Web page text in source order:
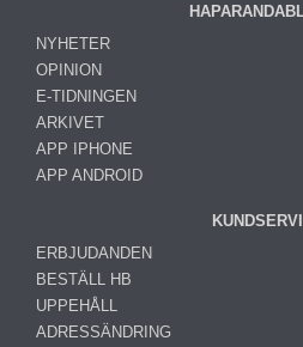
NYHETER
OPINION
E-TIDNINGEN
ARKIVET
APP IPHONE
APP ANDROID
ERBJUDANDEN
BESTÄLL HB
UPPEHÅLL
ADRESSÄNDRING